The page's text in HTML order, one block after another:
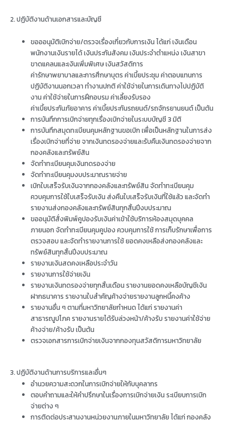
2. ปฏิบัติงานด้านเอกสารและบัญชี
ขอออนุมัติเบิกจ่าย/ตรวจเรื่องเกี่ยวกับการเงิน ได้แก่ เงินเดือน
พนักงานเงินรายได้ เงินประกันสังคม เงินประจำตำแหน่ง เงินสาขา
ขาดแคลนและเงินเพิ่มพิเศษ เงินสวัสดิการ
ค่ารักษาพยาบาลและการศึกษาบุตร ค่าเบี้ยประชุม ค่าตอบแทนการ
ปฏิบัติงานนอกเวลา ทำงานปกติ ค่าใช้จ่ายในการเดินทางไปปฏิบัติ
งาน ค่าใช้จ่ายในการฝึกอบรม ค่าเลี้ยงรับรอง
ค่าเบี้ยประกันภัยอาคาร ค่าเบี้ยประกันรถยนต์/รถจักรยานยนต์ เป็นต้น
การบันทึกการเบิกจ่ายทุกเรื่องเบิกจ่ายในระบบบัญชี 3 มิติ
การบันทึกสมุดทะเบียนคุมหลักฐานขอเบิก เพื่อเป็นหลักฐานในการส่ง
เรื่องเบิกจ่ายที่จ่าย จากเงินทดรองจ่ายและรับคืนเงินทดรองจ่ายจาก
กองคลังและทรัพย์สิน
จัดทำทะเบียนคุมเงินทดรองจ่าย
จัดทำทะเบียนคุมงบประมาณรายจ่าย
เบิกใบเสร็จรับเงินจากกองคลังและทรัพย์สิน จัดทำทะเบียนคุม
ควบคุมการใช้ใบเสร็จรับเงิน ส่งคืนใบเสร็จรับเงินที่ใช้แล้ว และจัดทำ
รายงานส่งกองคลังและทรัพย์สินทุกสิ้นปีงบประมาณ
ขออนุมัติสั่งพิมพ์คูปองรับเงินค่าเข้าใช้บริการห้องสมุดบุคคล
ภายนอก จัดทำทะเบียนคุมคูปอง ควบคุมการใช้ การเก็บรักษาเพื่อการ
ตรวจสอบ และจัดทำรายงานการใช้ ยอดคงเหลือส่งกองคลังและ
ทรัพย์สินทุกสิ้นปีงบประมาณ
รายงานเงินสดคงเหลือประจำวัน
รายงานการใช้จ่ายเงิน
รายงานเงินทดรองจ่ายทุกสิ้นเดือน รายงานยอดคงเหลือบัญชีเงิน
ฝากธนาคาร รายงานใบสำคัญค้างจ่ายรายงานลูกหนี้คงค้าง
รายงานอื่น ๆ ตามที่มหาวิทยาลัยกำหนด ได้แก่ รายงานค่า
สาธารณูปโภค รายงานรายได้รับล่วงหน้า/ค้างรับ รายงานค่าใช้จ่าย
ค้างจ่าย/ค้างรับ เป็นต้น
ตรวจเอกสารการเบิกจ่ายเงินจากกองทุนสวัสดิการมหาวิทยาลัย
3. ปฏิบัติงานด้านการบริการและอื่นๆ
อำนวยความสะดวกในการเบิกจ่ายให้กับบุคลากร
ตอบคำถามและให้คำปรึกษาในเรื่องการเบิกจ่ายเงิน ระเบียบการเบิก
จ่ายต่าง ๆ
การติดต่อประสานงานหน่วยงานภายในมหาวิทยาลัย ได้แก่ กองคลัง